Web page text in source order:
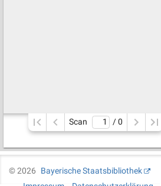
Scan / 0
©2026
Bayerische Staatsbibliothek